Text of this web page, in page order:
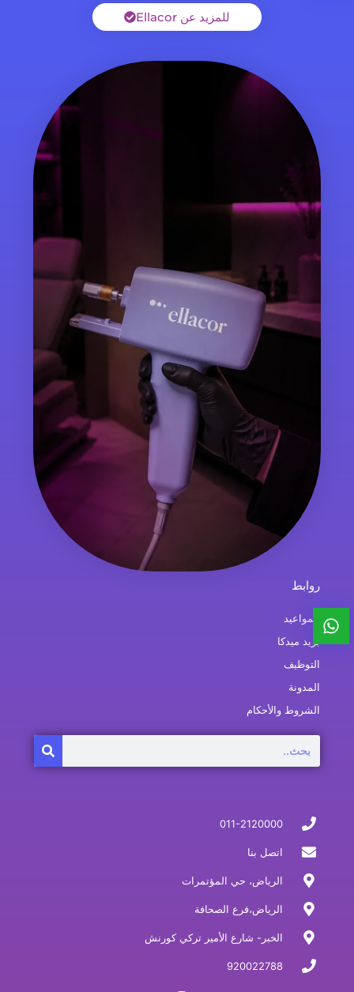
للمزيد عن Ellacor
011-2120000
اتصل بنا
الرياض، حي المؤتمرات
الرياض،فرع الصحافة
الخبر- شارع الأمير تركي كورنش
920022788
روابط
المواعيد
بريد ميدكا
التوظيف
المدونة
الشروط والأحكام